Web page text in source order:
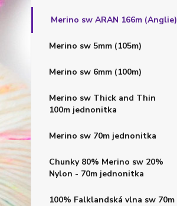
Merino sw ARAN 166m (Anglie)
Merino sw 5mm (105m)
Merino sw 6mm (100m)
Merino sw Thick and Thin
100m jednonitka
Merino sw 70m jednonitka
Chunky 80% Merino sw 20%
Nylon - 70m jednonitka
100% Falklandská vlna sw 70m